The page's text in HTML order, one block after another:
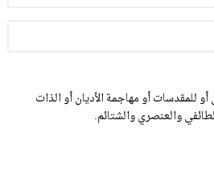
للمقدسات أو مهاجمة الأديان أو الذات
والعنصري والشتائم.